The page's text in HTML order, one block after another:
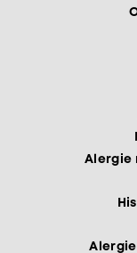
Alergie
Alergie